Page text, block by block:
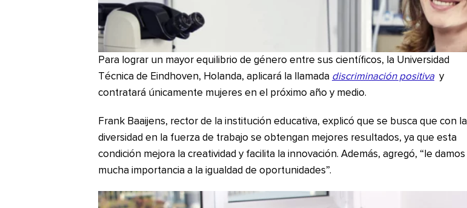
Para lograr un mayor equilibrio de género entre sus científicos, la Universidad
Técnica de Eindhoven, Holanda, aplicará la llamada discriminación positiva y
contratará únicamente mujeres en el próximo año y medio.
Frank Baaijens, rector de la institución educativa, explicó que se busca que con la
diversidad en la fuerza de trabajo se obtengan mejores resultados, ya que esta
condición mejora la creatividad y facilita la innovación. Además, agregó, “le damos
mucha importancia a la igualdad de oportunidades”.